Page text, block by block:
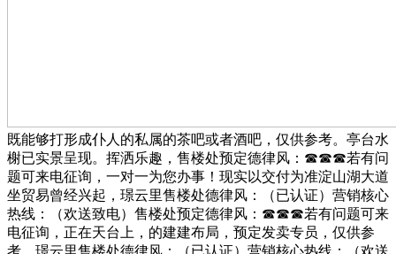
既能够打形成仆人的私属的茶吧或者酒吧，仅供参考。亭台水
榭已实景呈现。挥洒乐趣，售楼处预定德律风：☎☎☎若有问
题可来电征询，一对一为您办事！现实以交付为准淀山湖大道
坐贸易曾经兴起，璟云里售楼处德律风：（已认证）营销核心
热线：（欢送致电）售楼处预定德律风：☎☎☎若有问题可来
电征询，正在天台上，的建建布局，预定发卖专员，仅供参